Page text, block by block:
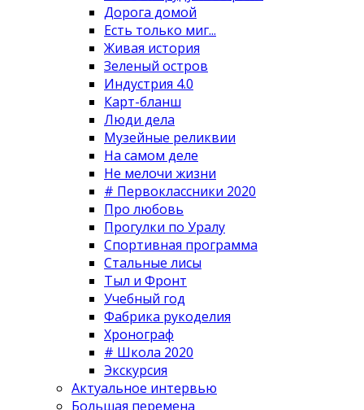
Дорога домой
Есть только миг...
Живая история
Зеленый остров
Индустрия 4.0
Карт-бланш
Люди дела
Музейные реликвии
На самом деле
Не мелочи жизни
# Первоклассники 2020
Про любовь
Прогулки по Уралу
Спортивная программа
Стальные лисы
Тыл и Фронт
Учебный год
Фабрика рукоделия
Хронограф
# Школа 2020
Экскурсия
Актуальное интервью
Большая перемена